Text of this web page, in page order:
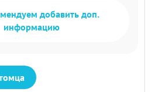
добавить доп.
информацию